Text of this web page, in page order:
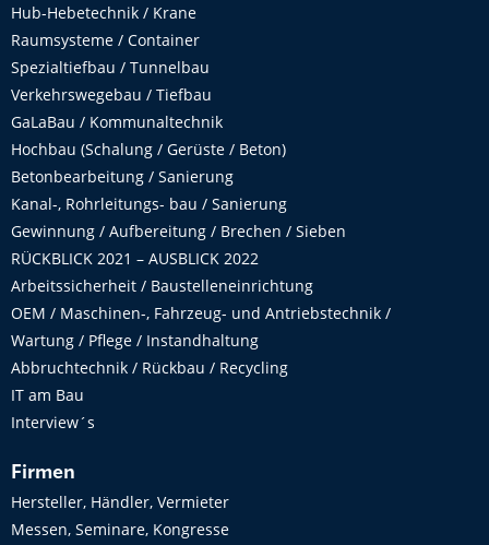
Hub-Hebetechnik / Krane
Raumsysteme / Container
Spezialtiefbau / Tunnelbau
Verkehrswegebau / Tiefbau
GaLaBau / Kommunaltechnik
Hochbau (Schalung / Gerüste / Beton)
Betonbearbeitung / Sanierung
Kanal-, Rohrleitungs- bau / Sanierung
Gewinnung / Aufbereitung / Brechen / Sieben
RÜCKBLICK 2021 – AUSBLICK 2022
Arbeitssicherheit / Baustelleneinrichtung
OEM / Maschinen-, Fahrzeug- und Antriebstechnik /
Wartung / Pflege / Instandhaltung
Abbruchtechnik / Rückbau / Recycling
IT am Bau
Interview´s
Firmen
Hersteller, Händler, Vermieter
Messen, Seminare, Kongresse